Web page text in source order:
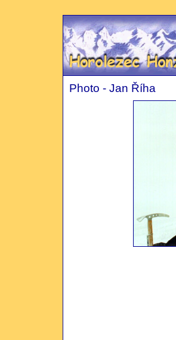
The Eyesight
Jan Říha
Photo - Jan Říha